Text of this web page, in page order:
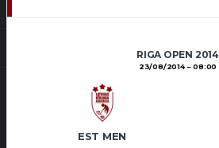
RIGA OPEN 2014
23/08/2014 08:00
EST MEN